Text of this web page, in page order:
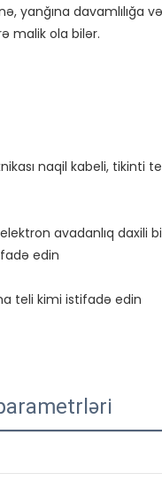
yanğına davamlılığa
naqil kabeli, tikinti
avadanlıq daxili